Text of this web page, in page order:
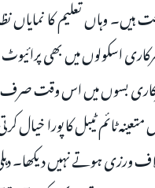
ہیں۔ وہاں تعلیم کا
اسکولوں میں بھی
بسوں میں اس وقت صرف
متعینہ ٹائم ٹیبل کا پورا
ہوتے نہیں دیکھا۔ دہلی